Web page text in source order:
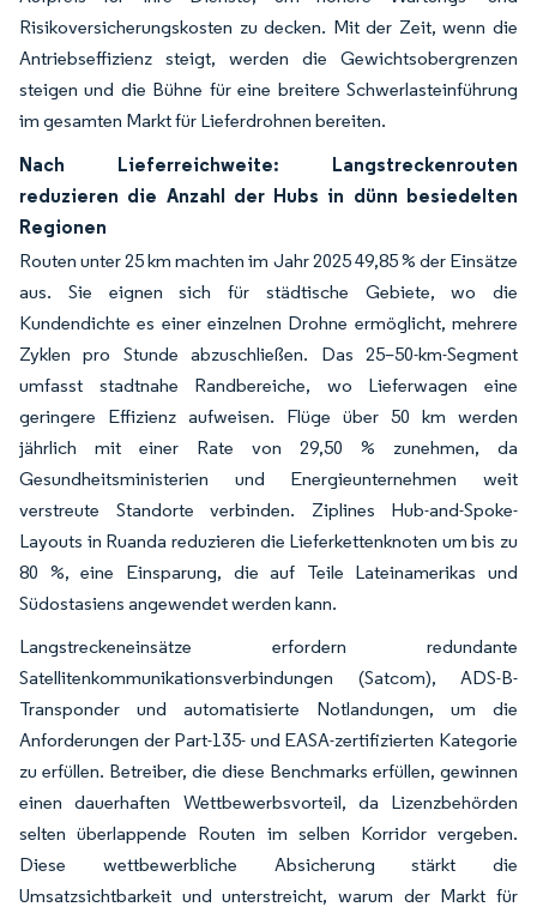
Risikoversicherungskosten zu decken. Mit der Zeit, wenn die
Antriebseffizienz steigt, werden die Gewichtsobergrenzen
steigen und die Bühne für eine breitere Schwerlasteinführung
im gesamten Markt für Lieferdrohnen bereiten.
Nach Lieferreichweite: Langstreckenrouten
reduzieren die Anzahl der Hubs in dünn besiedelten
Regionen
Routen unter 25 km machten im Jahr 2025 49,85 % der Einsätze
aus. Sie eignen sich für städtische Gebiete, wo die
Kundendichte es einer einzelnen Drohne ermöglicht, mehrere
Zyklen pro Stunde abzuschließen. Das 25–50-km-Segment
umfasst stadtnahe Randbereiche, wo Lieferwagen eine
geringere Effizienz aufweisen. Flüge über 50 km werden
jährlich mit einer Rate von 29,50 % zunehmen, da
Gesundheitsministerien und Energieunternehmen weit
verstreute Standorte verbinden. Ziplines Hub-and-Spoke-
Layouts in Ruanda reduzieren die Lieferkettenknoten um bis zu
80 %, eine Einsparung, die auf Teile Lateinamerikas und
Südostasiens angewendet werden kann.
Langstreckeneinsätze erfordern redundante
Satellitenkommunikationsverbindungen (Satcom), ADS-B-
Transponder und automatisierte Notlandungen, um die
Anforderungen der Part-135- und EASA-zertifizierten Kategorie
zu erfüllen. Betreiber, die diese Benchmarks erfüllen, gewinnen
einen dauerhaften Wettbewerbsvorteil, da Lizenzbehörden
selten überlappende Routen im selben Korridor vergeben.
Diese wettbewerbliche Absicherung stärkt die
Umsatzsichtbarkeit und unterstreicht, warum der Markt für